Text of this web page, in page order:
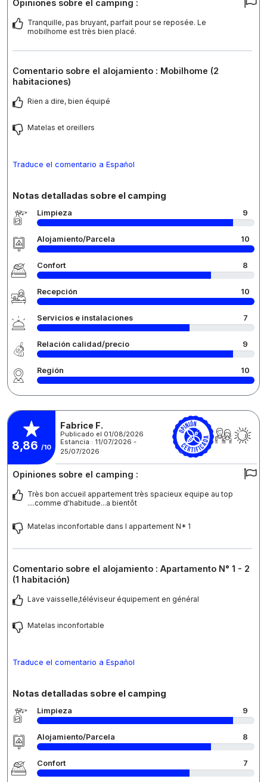
Opiniones sobre el camping :
Tranquille, pas bruyant, parfait pour se reposée. Le
mobilhome est très bien placé.
Comentario sobre el alojamiento : Mobilhome (2
habitaciones)
Rien a dire, bien équipé
Matelas et oreillers
Traduce el comentario a Español
Notas detalladas sobre el camping
Limpieza 9
Alojamiento/Parcela 10
Confort 8
Recepción 10
Servicios e instalaciones 7
Relación calidad/precio 9
Región 10
8,86 /10
Fabrice F.
Publicado el 01/08/2026
Estancia : 11/07/2026 -
25/07/2026
Opiniones sobre el camping :
Très bon accueil appartement très spacieux equipe au top
....comme d'habitude...a bientôt
Matelas inconfortable dans l appartement N* 1
Comentario sobre el alojamiento : Apartamento N° 1 - 2
(1 habitación)
Lave vaisselle,téléviseur équipement en général
Matelas inconfortable
Traduce el comentario a Español
Notas detalladas sobre el camping
Limpieza 9
Alojamiento/Parcela 8
Confort 7